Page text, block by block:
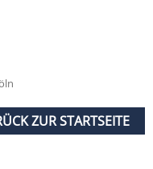
ZUR STARTSEITE